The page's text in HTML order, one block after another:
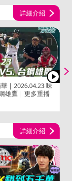
詳細介紹
｜2026.04.23 味
雄鷹｜更多重播
詳細介紹